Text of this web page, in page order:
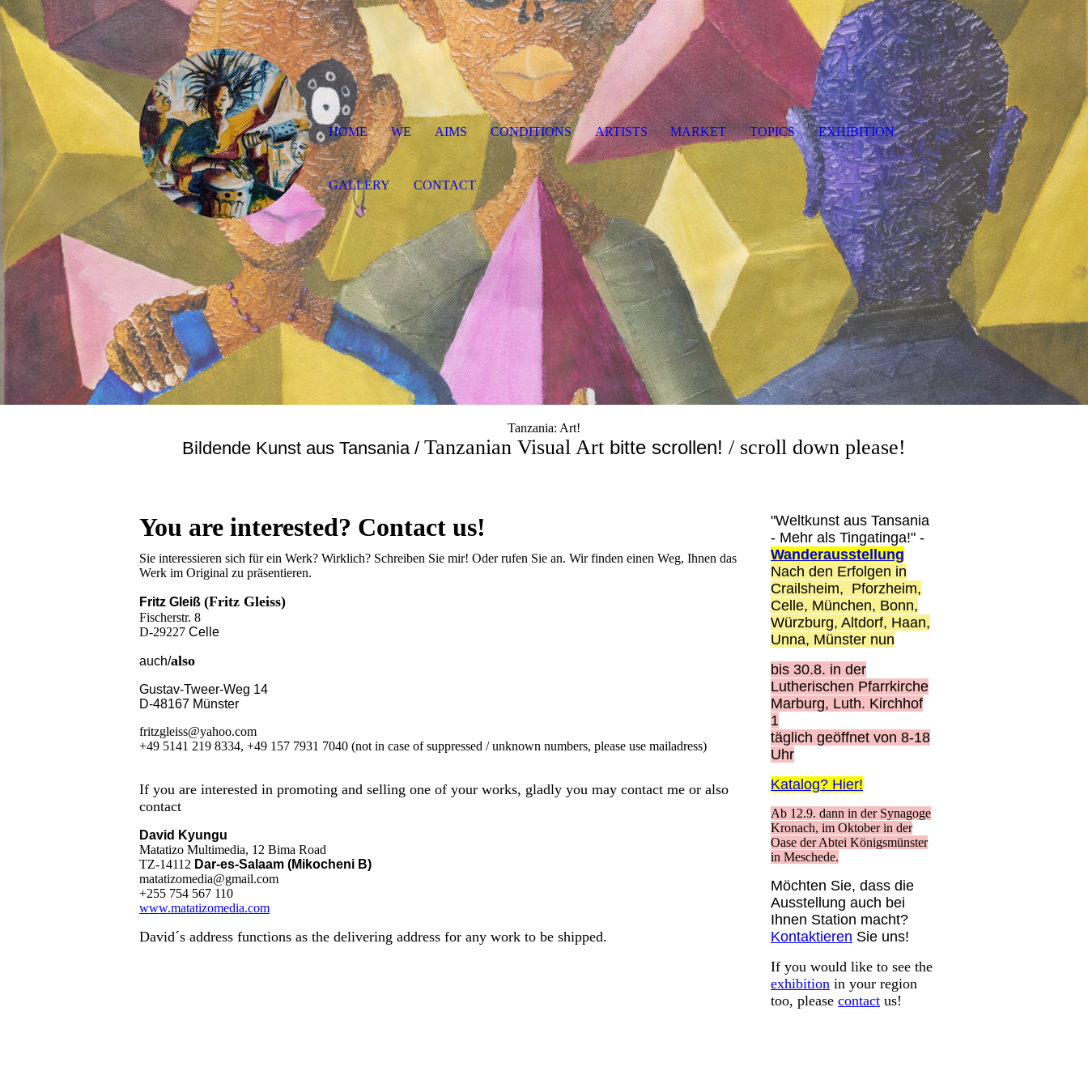
Tanzania: Art!
Bildende Kunst aus Tansania / Tanzanian Visual Art bitte scrollen! / scroll down please!
You are interested? Contact us!
Sie interessieren sich für ein Werk? Wirklich? Schreiben Sie mir! Oder rufen Sie an. Wir finden einen Weg, Ihnen das
Werk im Original zu präsentieren.
Fritz Gleiß (Fritz Gleiss)
Fischerstr. 8
D-29227 Celle
auch/also
Gustav-Tweer-Weg 14
D-48167 Münster
fritzgleiss@yahoo.com
+49 5141 219 8334, +49 157 7931 7040 (not in case of suppressed / unknown numbers, please use mailadress)
If you are interested in promoting and selling one of your works, gladly you may contact me or also
contact
David Kyungu
Matatizo Multimedia, 12 Bima Road
TZ-14112 Dar-es-Salaam (Mikocheni B)
matatizomedia@gmail.com
+255 754 567 110
www.matatizomedia.com
David´s address functions as the delivering address for any work to be shipped.
"Weltkunst aus Tansania
- Mehr als Tingatinga!" -
Wanderausstellung
Nach den Erfolgen in
Crailsheim, Pforzheim,
Celle, München, Bonn,
Würzburg, Altdorf, Haan,
Unna, Münster nun
bis 30.8. in der
Lutherischen Pfarrkirche
Marburg, Luth. Kirchhof
1
täglich geöffnet von 8-18
Uhr
Katalog? Hier!
Ab 12.9. dann in der Synagoge
Kronach, im Oktober in der
Oase der Abtei Königsmünster
in Meschede.
Möchten Sie, dass die
Ausstellung auch bei
Ihnen Station macht?
Kontaktieren Sie uns!
If you would like to see the
exhibition in your region
too, please contact us!
HOME WE AIMS CONDITIONS ARTISTS MARKET TOPICS EXHIBITION
GALLERY CONTACT